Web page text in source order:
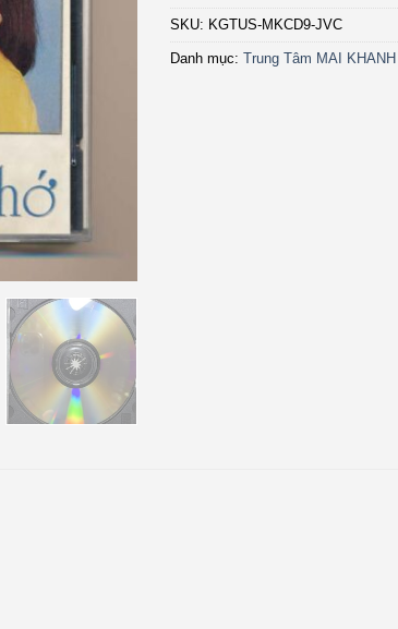
SKU: KGTUS-MKCD9-JVC
Danh mục: Trung Tâm MAI KHANH